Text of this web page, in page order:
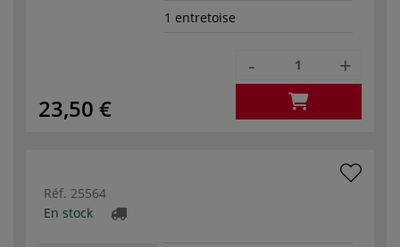
1 entretoise
23,50 €
- +
Réf. 25564
En stock